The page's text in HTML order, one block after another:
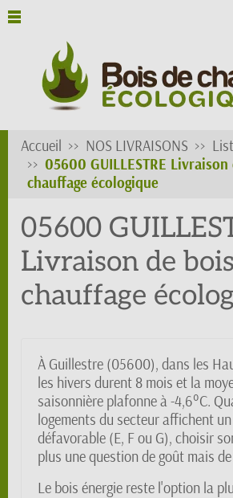
Accueil NOS LIVRAISONS
05600 GUILLESTRE
chauffage écologique
05600
Livraison de
chauffage
À Guillestre (05600), dans les
les hivers durent 8 mois et la
saisonnière plafonne à -4,6°C.
logements du secteur affichent un
défavorable (E, F ou G), choisir
plus une question de goût mais
Le bois énergie reste l'option la